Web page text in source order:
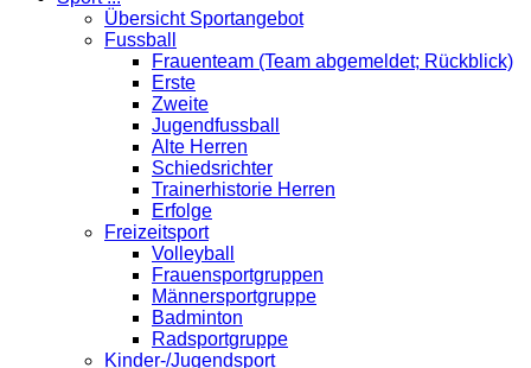
Übersicht Sportangebot
Fussball
Frauenteam (Team abgemeldet; Rückblick)
Erste
Zweite
Jugendfussball
Alte Herren
Schiedsrichter
Trainerhistorie Herren
Erfolge
Freizeitsport
Volleyball
Frauensportgruppen
Männersportgruppe
Badminton
Radsportgruppe
Kinder-/Jugendsport